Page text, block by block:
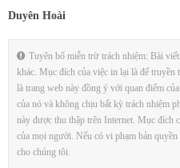
Duyên Hoài
Tuyên bố miễn trừ trách nhiệm: Bài
khác. Mục đích của việc in lại là để
là trang web này đồng ý với quan điểm
của nó và không chịu bất kỳ trách nhiệm
này được thu thập trên Internet. Mục đích
của mọi người. Nếu có vi phạm bản
cho chúng tôi.